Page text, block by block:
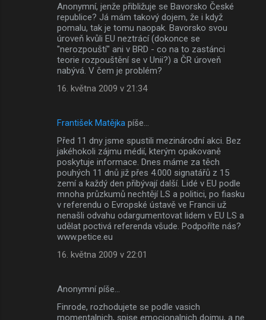
Anonymní, jenže přibližuje se Bavorsko České
republice? Já mám takový dojem, že i když
pomalu, tak je tomu naopak. Bavorsko svou
úroveň kvůli EU neztrácí (dokonce se
"nerozpouští" ani v BRD - co na to zastánci
teorie rozpouštění se v Unii?) a ČR úroveň
nabývá. V čem je problém?
16. května 2009 v 21:34
František Matějka píše…
Před 11 dny jsme spustili mezinárodní akci. Bez
jakéhokoli zájmu médií, kterým opakovaně
poskytuje informace. Dnes máme za těch
pouhých 11 dnů již přes 4.000 signatářů z 15
zemí a každý den přibývají další. Lidé v EU podle
mnoha průzkumů nechtějí LS a politici, po fiasku
v referendu o Evropské ústavě ve Francii už
nenašli odvahu odargumentovat lidem v EU LS a
udělat poctivá referenda všude. Podpoříte nás?
www.petice.eu
16. května 2009 v 22:01
Anonymní píše…
Finrode, rozhodujete se podle vasich
momentalnich, spise emocionalnich dojmu, a ne